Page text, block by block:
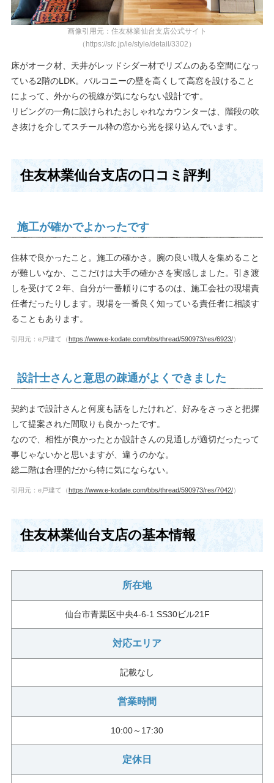
画像引用元：住友林業仙台支店公式サイト
（https://sfc.jp/ie/style/detail/3302）
床がオーク材、天井がレッドシダー材でリズムのある空間になっ
ている2階のLDK。バルコニーの壁を高くして高窓を設けること
によって、外からの視線が気にならない設計です。
リビングの一角に設けられたおしゃれなカウンターは、階段の吹
き抜けを介してスチール枠の窓から光を採り込んでいます。
住友林業仙台支店の口コミ評判
施工が確かでよかったです
住林で良かったこと。施工の確かさ。腕の良い職人を集めること
が難しいなか、ここだけは大手の確かさを実感しました。引き渡
しを受けて２年、自分が一番頼りにするのは、施工会社の現場責
任者だったりします。現場を一番良く知っている責任者に相談す
ることもあります。
引用元：e戸建て（https://www.e-kodate.com/bbs/thread/590973/res/6923/）
設計士さんと意思の疎通がよくできました
契約まで設計さんと何度も話をしたけれど、好みをさっさと把握
して提案された間取りも良かったです。
なので、相性が良かったとか設計さんの見通しが適切だったって
事じゃないかと思いますが、違うのかな。
総二階は合理的だから特に気にならない。
引用元：e戸建て（https://www.e-kodate.com/bbs/thread/590973/res/7042/）
住友林業仙台支店の基本情報
所在地
仙台市青葉区中央4-6-1 SS30ビル21F
対応エリア
記載なし
営業時間
10:00～17:30
定休日